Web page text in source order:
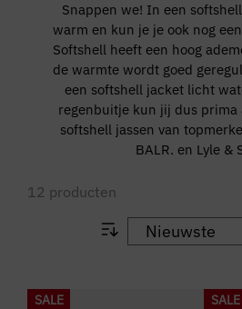
Snappen we! In een
warm en kun je je ook nog
Softshell heeft een hoog
de warmte wordt goed
een softshell jacket licht
regenbuitje kun jij dus prima
softshell jassen van
BALR. en Lyle &
12 producten
SALE SALE